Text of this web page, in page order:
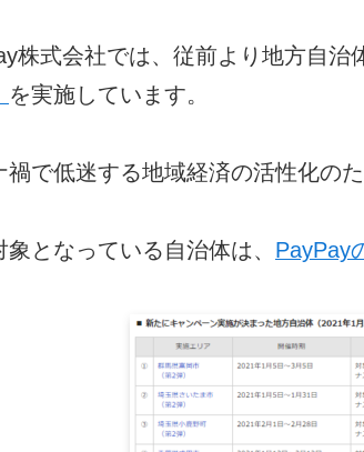
株式会社では、従前より地方自治
を実施しています。
禍で低迷する地域経済の活性化の
象となっている自治体は、 PayPay